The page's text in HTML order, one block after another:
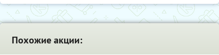
Похожие акции: